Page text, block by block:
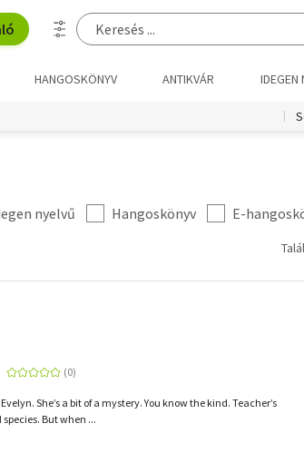
HANGOSKÖNYV ANTIKVÁR IDEGEN
nyelvű Hangoskönyv E-
She’s a bit of a mystery. You know the kind. Teacher’s
But when ...